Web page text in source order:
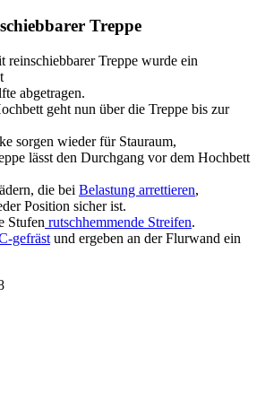
Treppe
reinschiebbarer Treppe wurde ein
abgetragen.
geht nun über die Treppe bis zur
sorgen wieder für Stauraum,
lässt den Durchgang vor dem Hochbett
die bei Belastung arrettieren,
Position sicher ist.
Stufen rutschhemmende Streifen.
gefräst und ergeben an der Flurwand ein